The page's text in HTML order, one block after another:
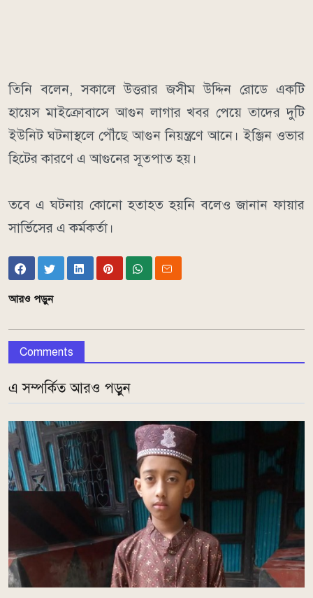
তিনি বলেন, সকালে উত্তরার জসীম উদ্দিন রোডে একটি
হায়েস মাইক্রোবাসে আগুন লাগার খবর পেয়ে তাদের দুটি
ইউনিট ঘটনাস্থলে পৌঁছে আগুন নিয়ন্ত্রণে আনে। ইঞ্জিন ওভার
হিটের কারণে এ আগুনের সূতপাত হয়।
তবে এ ঘটনায় কোনো হতাহত হয়নি বলেও জানান ফায়ার
সার্ভিসের এ কর্মকর্তা।
আরও পড়ুন
Comments
এ সম্পর্কিত আরও পড়ুন